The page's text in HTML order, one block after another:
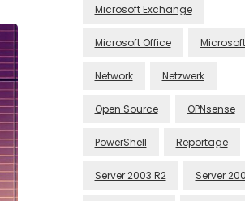
Microsoft Exchange
Microsoft Office Microsoft
Network Netzwerk
Open Source OPNsense
PowerShell Reportage
Server 2003 R2 Server